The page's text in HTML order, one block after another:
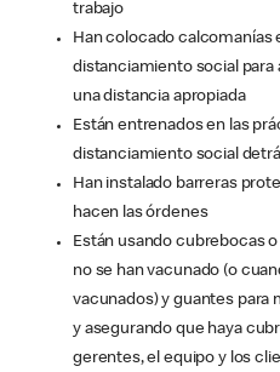
trabajo
Han colocado calcomanías
distanciamiento social para
una distancia apropiada
Están entrenados en las
distanciamiento social
Han instalado barreras
hacen las órdenes
Están usando cubrebocas
no se han vacunado (o
vacunados) y guantes para
y asegurando que haya
gerentes, el equipo y los